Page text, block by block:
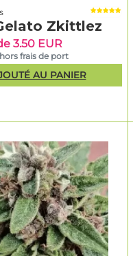
Zkittlez
3.50 EUR
frais de port
AU PANIER